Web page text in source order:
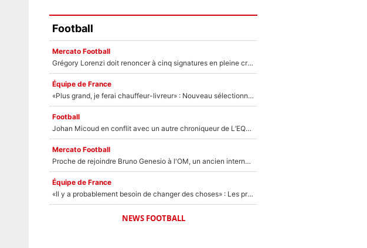
Football
Mercato Football
Grégory Lorenzi doit renoncer à cinq signatures en pleine crise financière : L’IA propose sept noms à l’OM pour un mercato réussi... à seulement 5M€ !
Équipe de France
«Plus grand, je ferai chauffeur-livreur» : Nouveau sélectionneur des Bleus, Zinédine Zidane s’était imaginé un avenir très différent lorsqu'il était enfant
Football
Johan Micoud en conflit avec un autre chroniqueur de L’EQUIPE du Soir : «Pendant un moment, je ne les ai pas remis ensemble dans l'émission»
Mercato Football
Proche de rejoindre Bruno Genesio à l'OM, un ancien international français va finalement débarquer... sur RMC !
Équipe de France
«Il y a probablement besoin de changer des choses» : Les premiers changements de Zinedine Zidane en équipe de France sont révélés ?
NEWS FOOTBALL